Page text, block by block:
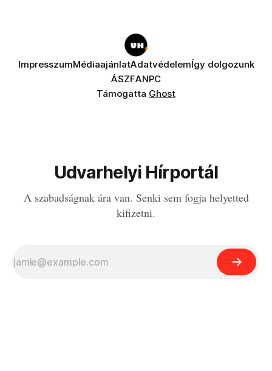
ImpresszumMédiaajánlatAdatvédelemÍgy dolgozunk
ÁSZFANPC
Támogatta Ghost
Udvarhelyi Hírportál
A szabadságnak ára van. Senki sem fogja helyetted
kifizetni.